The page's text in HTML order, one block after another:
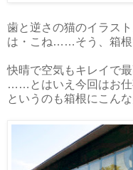
歯と逆さの猫のイラスト
は・こね……そう、箱根
快晴で空気もキレイで最
……とはいえ今回はお仕
というのも箱根にこん